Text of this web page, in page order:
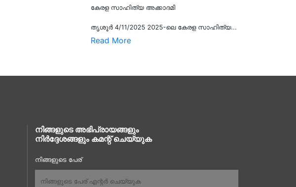
കേരള സാഹിത്യ അക്കാദമി
തൃശൂര്‍ 4/11/2025 2025-ലെ കേരള സാഹിത്യ...
Read More
നിങ്ങളുടെ അഭിപ്രായങ്ങളും
നിർദ്ദേശങ്ങളും കമന്റ് ചെയ്യുക
നിങ്ങളുടെ പേര്